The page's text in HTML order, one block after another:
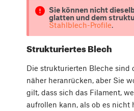
Sie können nicht
glatten und dem
Stahlblech-Profile.
Strukturiertes Blech
Die strukturierten Bleche sind
näher heranrücken, aber Sie
gilt, dass sich das Filament,
aufrollen kann, als ob es